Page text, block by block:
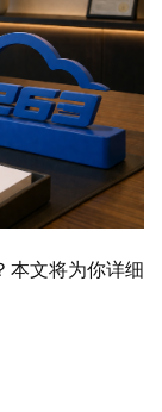
本文将为你详细